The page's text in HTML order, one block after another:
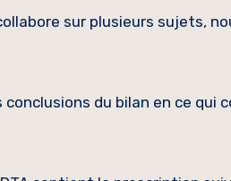
sur plusieurs sujets,
du bilan en ce qui